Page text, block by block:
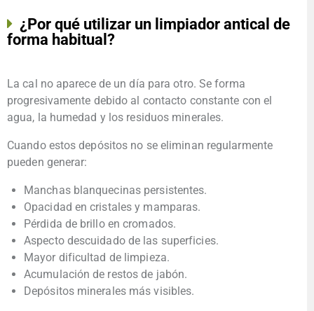
¿Por qué utilizar un limpiador antical de
forma habitual?
La cal no aparece de un día para otro. Se forma
progresivamente debido al contacto constante con el
agua, la humedad y los residuos minerales.
Cuando estos depósitos no se eliminan regularmente
pueden generar:
Manchas blanquecinas persistentes.
Opacidad en cristales y mamparas.
Pérdida de brillo en cromados.
Aspecto descuidado de las superficies.
Mayor dificultad de limpieza.
Acumulación de restos de jabón.
Depósitos minerales más visibles.